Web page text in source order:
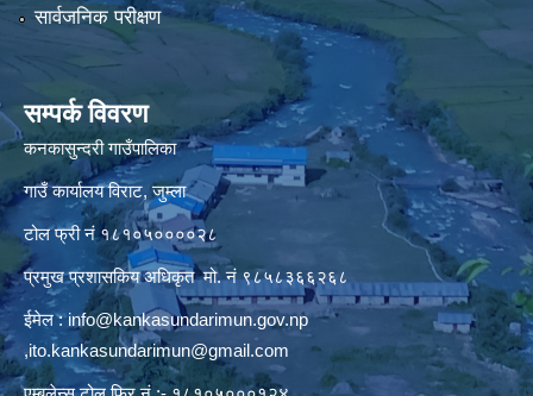
सार्वजनिक परीक्षण
सम्पर्क विवरण
कनकासुन्दरी गाउँपालिका
गाउँ कार्यालय विराट, जुम्ला
टोल फ्री नं १८१०५००००२८
प्रमुख प्रशासकिय अधिकृत मो. नं ९८५८३६६२६८
ईमेल :info@kankasundarimun.gov.np
,ito.kankasundarimun@gmail.com